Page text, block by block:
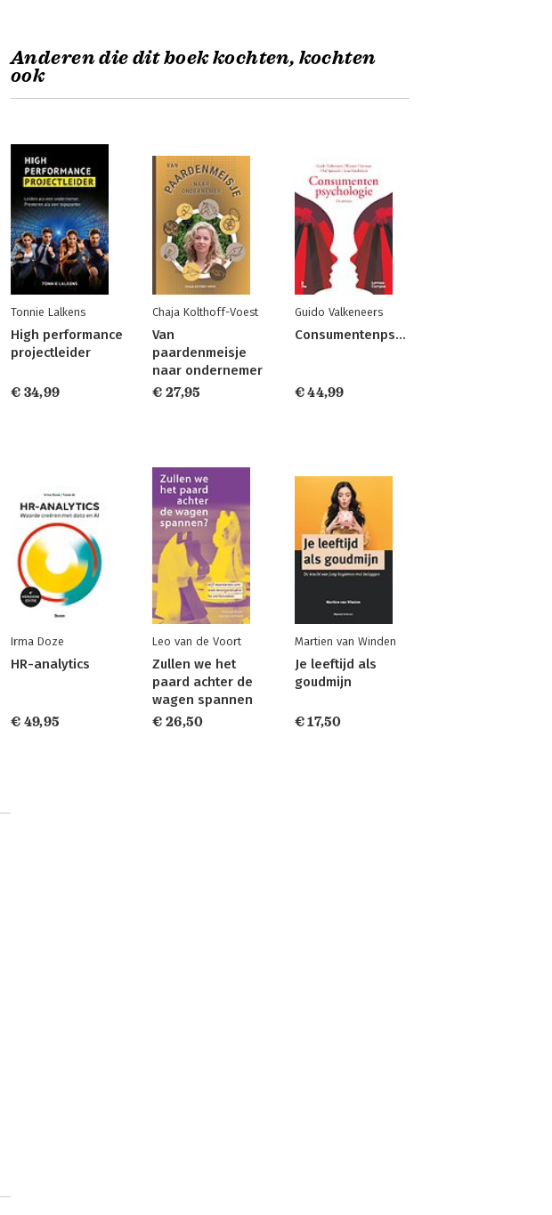
Anderen die dit boek kochten, kochten
ook
Tonnie Lalkens
High performance
projectleider
€ 34,99
Chaja Kolthoff-Voest
Van
paardenmeisje
naar ondernemer
€ 27,95
Guido Valkeneers
Consumentenpsychologie
€ 44,99
Irma Doze
HR-analytics
€ 49,95
Leo van de Voort
Zullen we het
paard achter de
wagen spannen
€ 26,50
Martien van Winden
Je leeftijd als
goudmijn
€ 17,50